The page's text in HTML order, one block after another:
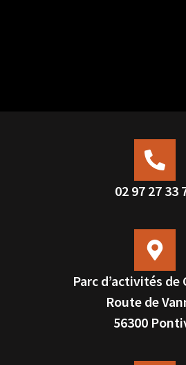
02 97 27 33
Parc d’activités de
Route de
56300